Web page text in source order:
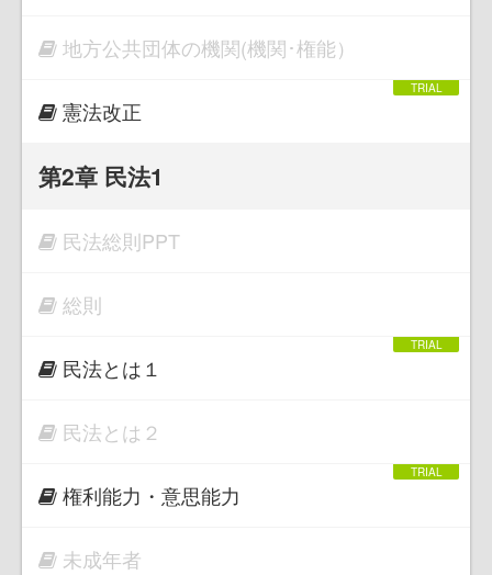
地方公共団体の機関(機関･権能）
憲法改正
第2章 民法1
民法総則PPT
総則
民法とは１
民法とは２
権利能力・意思能力
未成年者